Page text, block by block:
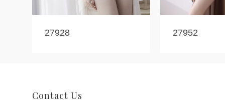
27928 27952
Contact Us